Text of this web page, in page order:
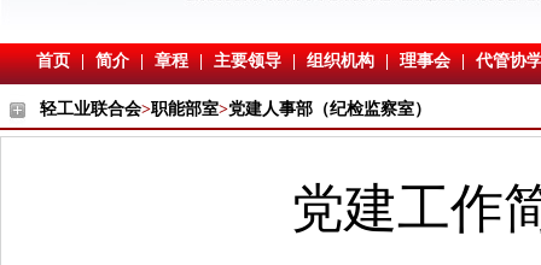
首页 | 简介 | 章程 | 主要领导 | 组织机构 | 理事会 | 代管协
轻工业联合会>职能部室>党建人事部（纪检监察室）
党建工作